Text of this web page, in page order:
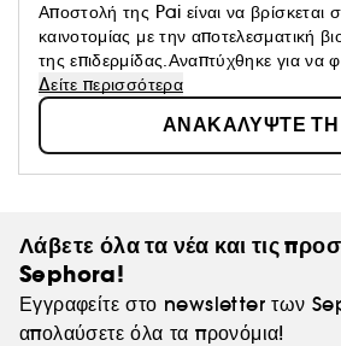
Αποστολή της Pai είναι να βρίσκεται
καινοτομίας με την αποτελεσματική
της επιδερμίδας.Αναπτύχθηκε για να
επιδερμίδα σας, όσο ευαίσθητο κι αν
συστατικά φυσικής προέλευσης, χωρίς
συμβιβασμούς.Κάθε ένα από τα
Pai παρασκευάζεται στα κεντρικά
Λονδίνου.Τα προϊόντα είναι
Δείτε περισσότερα
ΑΝΑΚΑΛΥΨΤΕ ΤΗ
Λάβετε όλα τα νέα και τις
Sephora!
Εγγραφείτε στο newsletter των
απολαύσετε όλα τα προνόμια!